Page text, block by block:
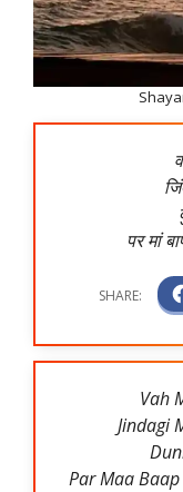
पर मां
Vah
Jindagi
Par Maa